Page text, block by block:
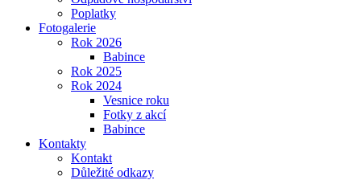
Poplatky
Fotogalerie
Rok 2026
Babince
Rok 2025
Rok 2024
Vesnice roku
Fotky z akcí
Babince
Kontakty
Kontakt
Důležité odkazy